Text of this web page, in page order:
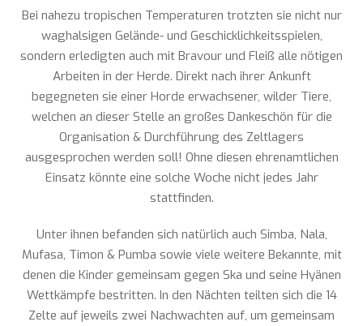
Bei nahezu tropischen Temperaturen trotzten sie nicht nur
waghalsigen Gelände- und Geschicklichkeitsspielen,
sondern erledigten auch mit Bravour und Fleiß alle nötigen
Arbeiten in der Herde. Direkt nach ihrer Ankunft
begegneten sie einer Horde erwachsener, wilder Tiere,
welchen an dieser Stelle an großes Dankeschön für die
Organisation & Durchführung des Zeltlagers
ausgesprochen werden soll! Ohne diesen ehrenamtlichen
Einsatz könnte eine solche Woche nicht jedes Jahr
stattfinden.
Unter ihnen befanden sich natürlich auch Simba, Nala,
Mufasa, Timon & Pumba sowie viele weitere Bekannte, mit
denen die Kinder gemeinsam gegen Ska und seine Hyänen
Wettkämpfe bestritten. In den Nächten teilten sich die 14
Zelte auf jeweils zwei Nachwachten auf, um gemeinsam